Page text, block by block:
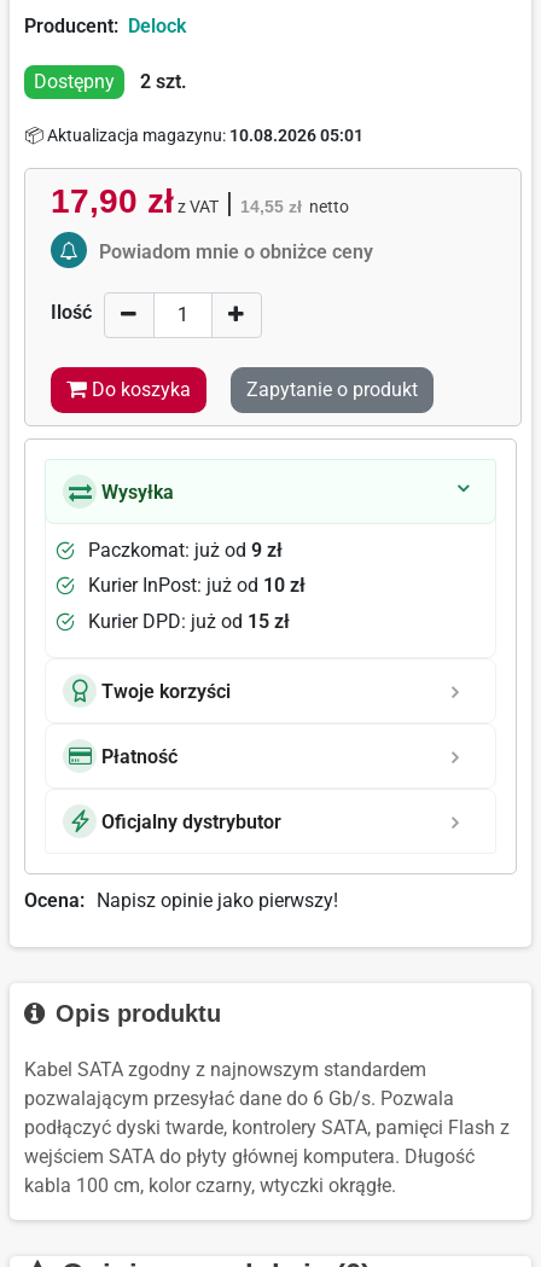
Producent: Delock
Dostępny 2 szt.
📦 Aktualizacja magazynu: 10.08.2026 05:01
17,90 zł z VAT| 14,55 zł netto
Activate Price Alert
Powiadom mnie o obniżce ceny
Ilość
Do koszyka Zapytanie o produkt
Wysyłka
Paczkomat: już od 9 zł
Kurier InPost: już od 10 zł
Kurier DPD: już od 15 zł
Twoje korzyści
Płatność
Oficjalny dystrybutor
Ocena: Napisz opinie jako pierwszy!
Opis produktu
Kabel SATA zgodny z najnowszym standardem
pozwalającym przesyłać dane do 6 Gb/s. Pozwala
podłączyć dyski twarde, kontrolery SATA, pamięci Flash z
wejściem SATA do płyty głównej komputera. Długość
kabla 100 cm, kolor czarny, wtyczki okrągłe.